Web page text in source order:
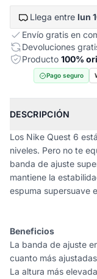
Llega entre lun
Envío gratis en
Devoluciones
Producto 100%
Pago seguro
DESCRIPCIÓN
Los Nike Quest 6
niveles. Pero no te
banda de ajuste
mantiene la
espuma supersuave
Beneficios
La banda de ajuste
cuanto más
La altura más